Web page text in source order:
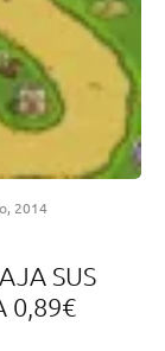
2014
SUS
0,89€